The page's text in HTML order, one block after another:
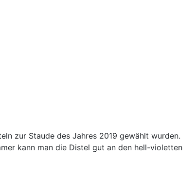
zur Staude des Jahres 2019 gewählt wurden.
kann man die Distel gut an den hell-violetten